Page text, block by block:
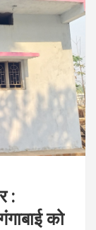
:
को